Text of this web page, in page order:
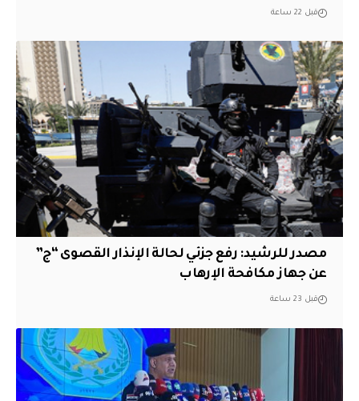
قبل 22 ساعة
مصدر للرشيد: رفع جزئي لحالة الإنذار القصوى “ج”
عن جهاز مكافحة الإرهاب
قبل 23 ساعة